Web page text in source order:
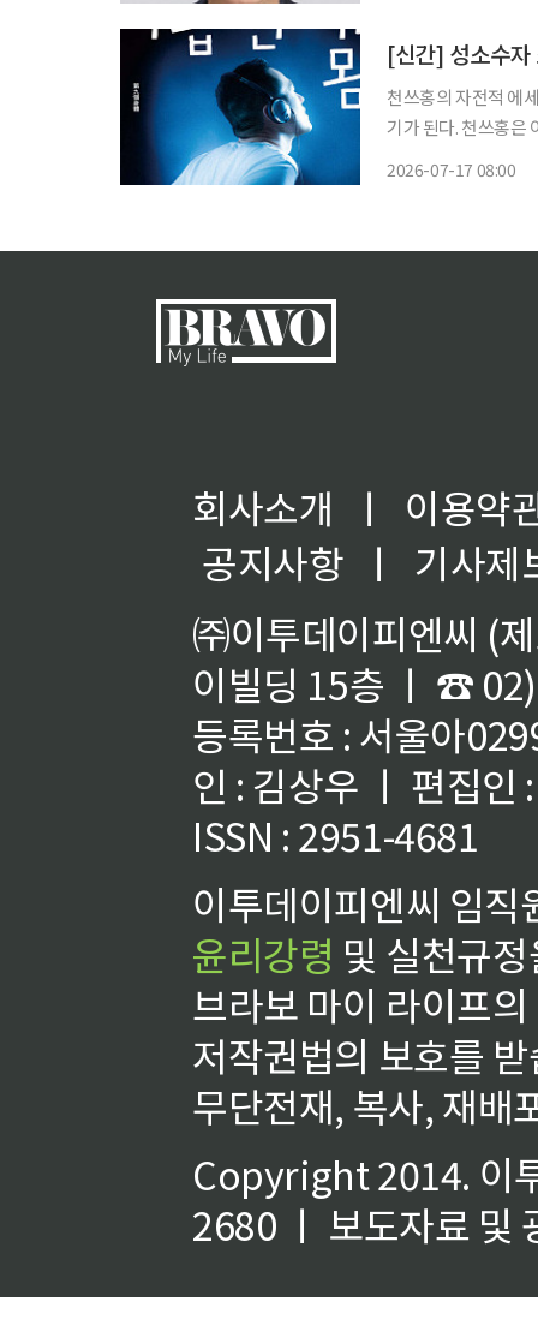
[신간] 성소수자
천쓰홍의 자전적 에세이⋯'아홉 번째 몸' 상처
기가 된다. 천쓰홍은
2026-07-17 08:00
회사소개 ㅣ
이용약
공지사항
ㅣ
기사제
㈜이투데이피엔씨 (
이빌딩 15층 ㅣ ☎
등록번호 : 서울아
인 : 김상우 ㅣ 편집인
ISSN : 2951-4681
이투데이피엔씨 임
윤리강령 및 실천규
브라보 마이 라이프
저작권법의 보호를
무단전재, 복사, 재배
Copyright 2014. 이
2680 ㅣ 보도자료